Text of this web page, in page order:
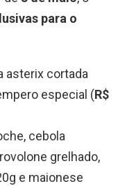
para o
asterix cortada
especial (R$
cebola
grelhado,
e maionese